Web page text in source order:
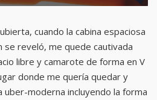
cuando la cabina espaciosa
se reveló, me quede cautivada
libre y camarote de forma en V
donde me quería quedar y
uber-moderna incluyendo la forma